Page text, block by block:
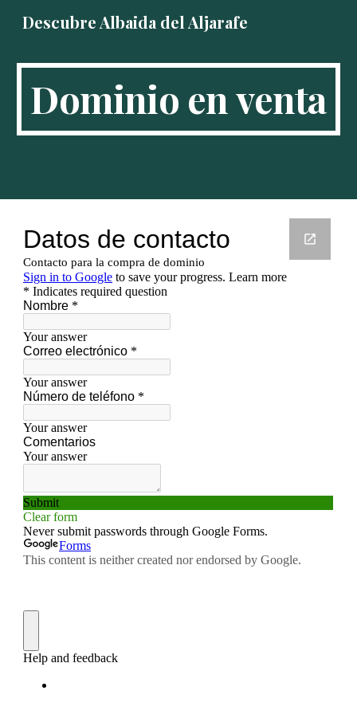
Skip to main content Skip to navigation
Descubre Albaida del Aljarafe
Dominio en venta